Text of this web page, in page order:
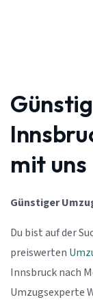
mit uns
Günstiger
Du bist auf der
preiswerten
Innsbruck nach
Umzugsexperte